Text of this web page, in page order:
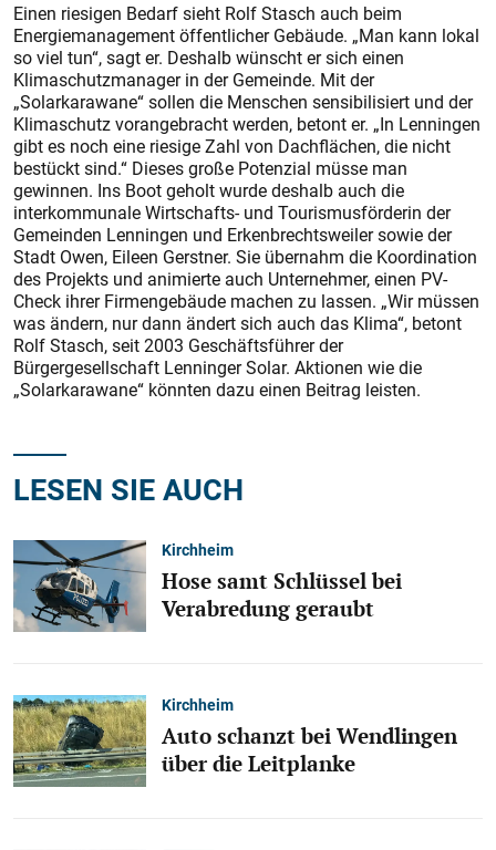
Einen riesigen Bedarf sieht Rolf Stasch auch beim
Energiemanagement öffentlicher Gebäude. „Man kann lokal
so viel tun“, sagt er. Deshalb wünscht er sich einen
Klimaschutzmanager in der Gemeinde. Mit der
„Solarkarawane“ sollen die Menschen sensibilisiert und der
Klimaschutz vorangebracht werden, betont er. „In Lenningen
gibt es noch eine riesige Zahl von Dachflächen, die nicht
bestückt sind.“ Dieses große Potenzial müsse man
gewinnen. Ins Boot geholt wurde deshalb auch die
interkommunale Wirtschafts- und Tourismusförderin der
Gemeinden Lenningen und Erkenbrechtsweiler sowie der
Stadt Owen, Eileen Gerstner. Sie übernahm die Koordination
des Projekts und animierte auch Unternehmer, einen PV-
Check ihrer Firmengebäude machen zu lassen. „Wir müssen
was ändern, nur dann ändert sich auch das Klima“, betont
Rolf Stasch, seit 2003 Geschäftsführer der
Bürgergesellschaft Lenninger Solar. Aktionen wie die
„Solarkarawane“ könnten dazu einen Beitrag leisten.
LESEN SIE AUCH
Kirchheim
Hose samt Schlüssel bei
Verabredung geraubt
Kirchheim
Auto schanzt bei Wendlingen
über die Leitplanke